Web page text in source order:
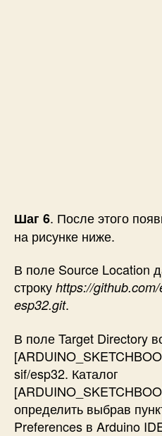
Шаг 6. После этого
на рисунке ниже.
В поле Source Location
строку https://
esp32.git.
В поле Target Directory
sif/esp32. Каталог
определить выбрав
Preferences в Arduino